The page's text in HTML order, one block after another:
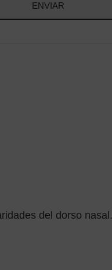
ENVIAR
del dorso nasal.